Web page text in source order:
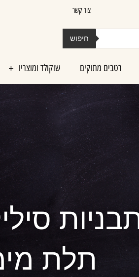
צור קשר
חיפוש
רטבים מתוקים שוקולד ומוצריו
תלת